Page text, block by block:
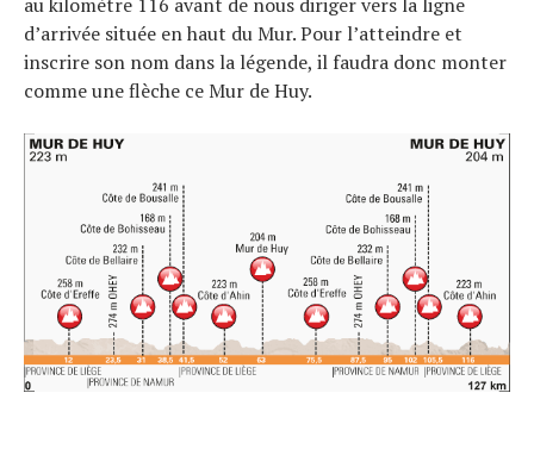
d’arrivée située en haut du Mur. Pour l’atteindre et
inscrire son nom dans la légende, il faudra donc monter
comme une flèche ce Mur de Huy.